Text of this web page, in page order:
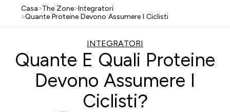
Casa>The Zone>Integratori
>Quante Proteine Devono Assumere I Ciclisti
INTEGRATORI
Quante E Quali Proteine
Devono Assumere I
Ciclisti?